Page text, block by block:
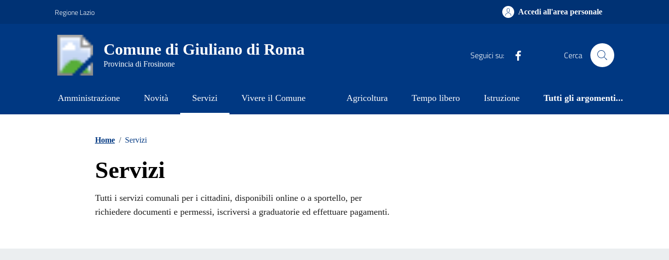
Regione Lazio Accedi all'area personale
Comune di Giuliano di Roma
Provincia di Frosinone
Seguici su: Cerca
Amministrazione Novità Servizi Vivere il Comune Agricoltura Tempo libero Istruzione Tutti gli argomenti...
Home / Servizi
Servizi
Tutti i servizi comunali per i cittadini, disponibili online o a sportello, per
richiedere documenti e permessi, iscriversi a graduatorie ed effettuare pagamenti.